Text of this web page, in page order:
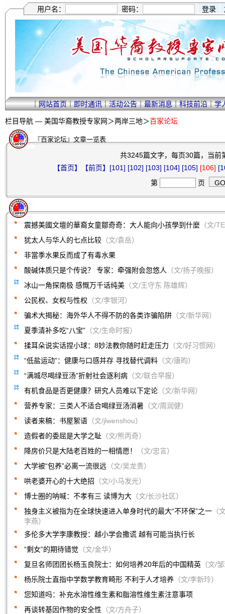
用户名： 密码：
｜网站首页｜即时通讯｜活动公告｜最新消息｜科技前沿｜学
栏目导航 — 美国华裔教授专家网＞两岸三地＞百家论坛
『百家论坛』文章一览表
共3245篇文字，每页30篇，当前
【首页】
【前页】 [101] [102] [103] [104] [105] [106]
第
页
震撼美國文壇的華裔女童鄒奇奇：大人能向小孩學到什麼 （文/
犹太人与华人的七点比较 （文/袁岳）
非當季水果反而成了有毒水果
酸碱体质只是个传说？ 专家：牵强附会忽悠人
（文/扬子晚报）
冰山一角探南极 感慨万千话纯美 （文/王守东 陈雄辉）
公民权、女权与性权 （文/李银河）
骗术大揭秘：海外华人不得不防的各类诈骗陷阱 （文/新华网）
夏季清补多吃“八宝” （文/生命时报）
揉耳朵说实话捏小球：8妙法教你随时赶走压力 （文/好习惯网）
“低盐运动”：健康与口感并存 寻找替代调料 （文/唐昀）
“满城尽喝绿豆汤”折射社会逐利病 （文/联合早报）
有机食品是否更健康？研究人员难以下定论 （文/新华网）
营养专家：三类人不适合喝绿豆汤消暑 （文/周润健）
读者来稿：书屋絮语 （文/jlwenshou）
造假者的委屈是大学之耻 （文/熊丙奇）
降房价只是大陆老百姓的一相情愿！
（文/忠言）
大学被“包养”必离一流很远 （文/吴龙贵）
哄老婆开心的十大绝招 （文/小马发光）
博士圈的呐喊：不孝有三 读博为大 （文/长沙社区）
独身主义被指为在全球快速进入单身时代的最大“不环保”之一 （
李燕）
多伦多大学李康教授：越小学会撒谎 越有可能当执行长
“剩女”的期待错觉 （文/金华）
复旦名师团团长杨玉良院士：如何培养20年后的中国精英 （文/
杨乐院士直指中学数学教育畸形 不利于人才培养 （文/李新玲）
您知道吗：补充水溶性维生素和脂溶性维生素注意事项
再谈转基因作物的安全性 （文/方舟子）